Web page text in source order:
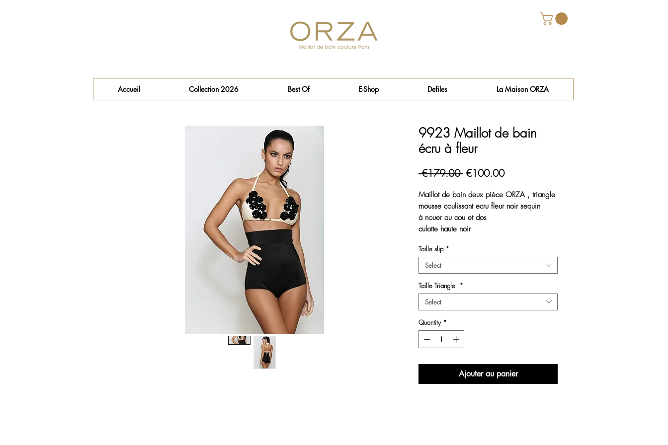
Accueil Collection 2026 Best Of E-Shop Defiles La Maison ORZA
9923 Maillot de bain
écru à fleur
€179.00 Regular
€100.00Sale
Maillot de bain deux pièce ORZA , triangle
mousse coulissant ecru fleur noir sequin
à nouer au cou et dos
culotte haute noir
Taille slip *
Select
Taille Triangle *
Select
Quantity *
Ajouter au panier